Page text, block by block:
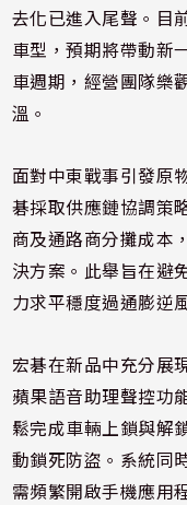
去化已進入尾聲。目
車型，預期將帶動新
車週期，經營團隊樂
溫。
面對中東戰事引發原
碁採取供應鏈協調策
商及通路商分攤成本
決方案。此舉旨在避
力求平穩度過通膨逆
宏碁在新品中充分展
蘋果語音助理聲控功
鬆完成車輛上鎖與解
動鎖死防盜。系統同
需頻繁開啟手機應用